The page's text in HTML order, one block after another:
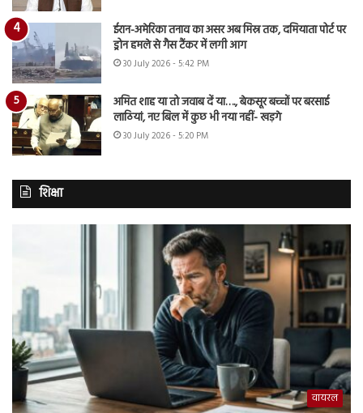
ईरान-अमेरिका तनाव का असर अब मिस्र तक, दमियाता पोर्ट पर
ड्रोन हमले से गैस टैंकर में लगी आग
30 July 2026 - 5:42 PM
अमित शाह या तो जवाब दें या…., बेकसूर बच्चों पर बरसाई
लाठियां, नए बिल में कुछ भी नया नहीं- खड़गे
30 July 2026 - 5:20 PM
शिक्षा
वायरल